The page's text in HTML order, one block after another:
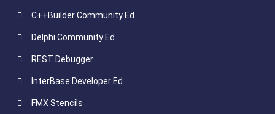
C++Builder Community Ed.
Delphi Community Ed.
REST Debugger
InterBase Developer Ed.
FMX Stencils